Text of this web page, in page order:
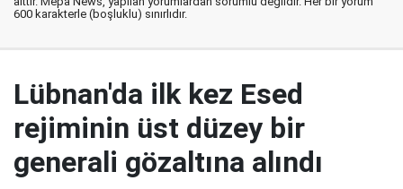
600 karakterle (boşluklu) sınırlıdır.
Lübnan'da ilk kez Esed
rejiminin üst düzey bir
generali gözaltına alındı